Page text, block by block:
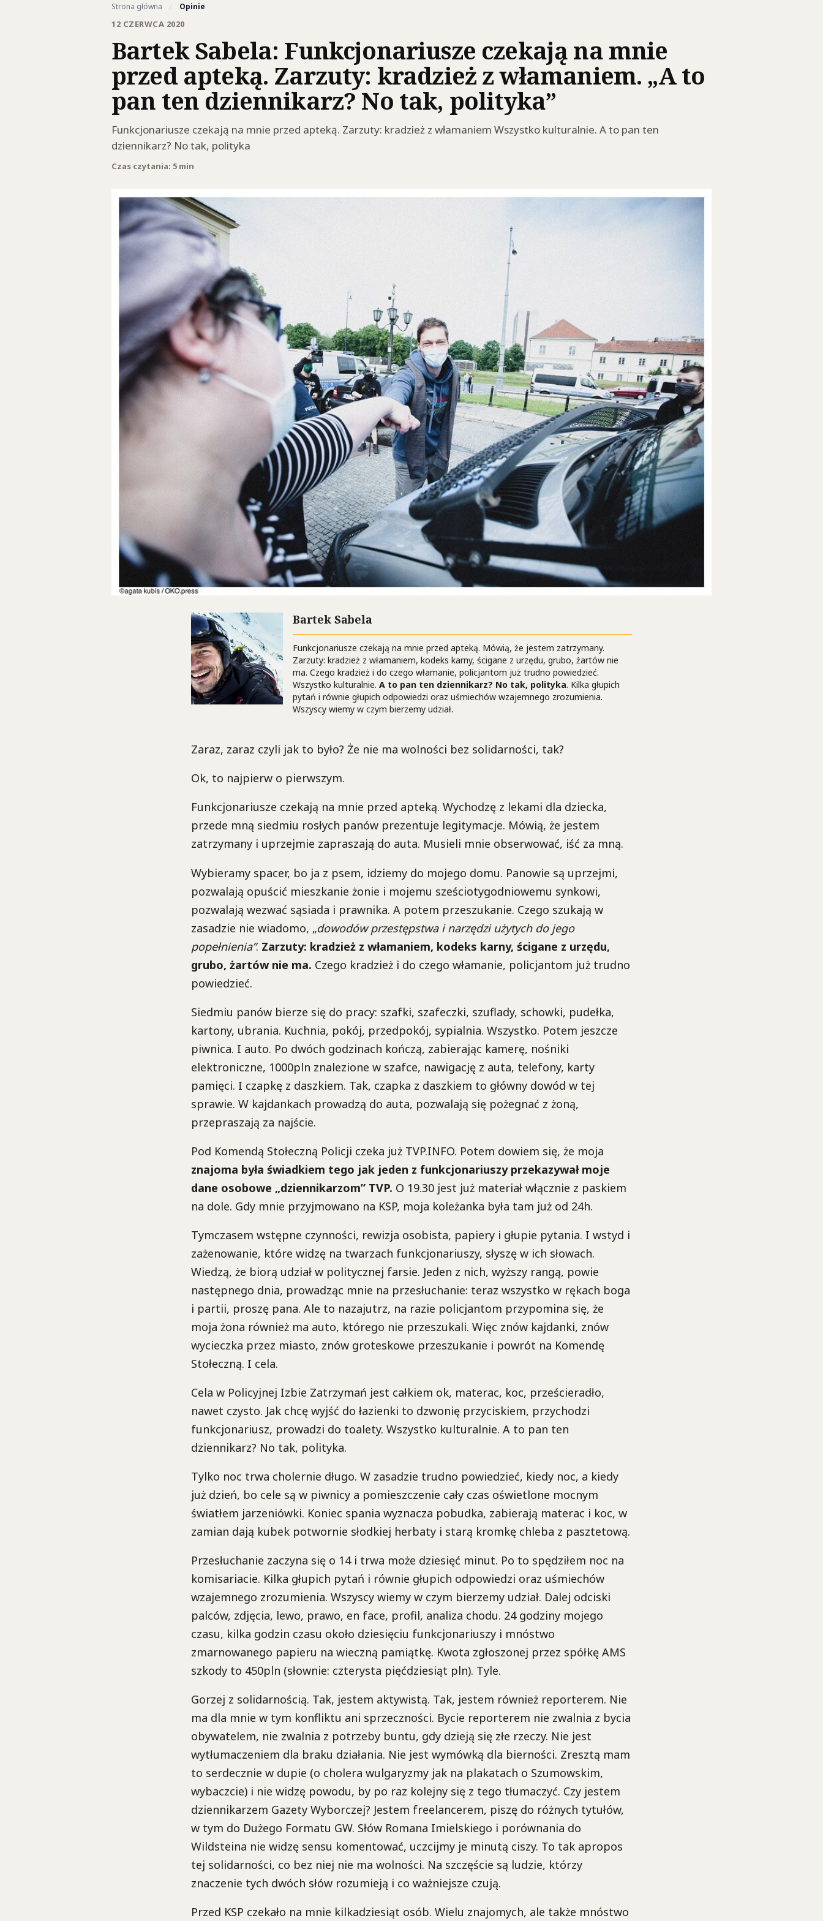
Strona główna / Opinie
12 CZERWCA 2020
Bartek Sabela: Funkcjonariusze czekają na mnie
przed apteką. Zarzuty: kradzież z włamaniem. „A to
pan ten dziennikarz? No tak, polityka”
Funkcjonariusze czekają na mnie przed apteką. Zarzuty: kradzież z włamaniem Wszystko kulturalnie. A to pan ten
dziennikarz? No tak, polityka
Czas czytania: 5 min
Bartek Sabela
Funkcjonariusze czekają na mnie przed apteką. Mówią, że jestem zatrzymany.
Zarzuty: kradzież z włamaniem, kodeks karny, ścigane z urzędu, grubo, żartów nie
ma. Czego kradzież i do czego włamanie, policjantom już trudno powiedzieć.
Wszystko kulturalnie. A to pan ten dziennikarz? No tak, polityka. Kilka głupich
pytań i równie głupich odpowiedzi oraz uśmiechów wzajemnego zrozumienia.
Wszyscy wiemy w czym bierzemy udział.
Zaraz, zaraz czyli jak to było? Że nie ma wolności bez solidarności, tak?
Ok, to najpierw o pierwszym.
Funkcjonariusze czekają na mnie przed apteką. Wychodzę z lekami dla dziecka,
przede mną siedmiu rosłych panów prezentuje legitymacje. Mówią, że jestem
zatrzymany i uprzejmie zapraszają do auta. Musieli mnie obserwować, iść za mną.
Wybieramy spacer, bo ja z psem, idziemy do mojego domu. Panowie są uprzejmi,
pozwalają opuścić mieszkanie żonie i mojemu sześciotygodniowemu synkowi,
pozwalają wezwać sąsiada i prawnika. A potem przeszukanie. Czego szukają w
zasadzie nie wiadomo, „dowodów przestępstwa i narzędzi użytych do jego
popełnienia”. Zarzuty: kradzież z włamaniem, kodeks karny, ścigane z urzędu,
grubo, żartów nie ma. Czego kradzież i do czego włamanie, policjantom już trudno
powiedzieć.
Siedmiu panów bierze się do pracy: szafki, szafeczki, szuflady, schowki, pudełka,
kartony, ubrania. Kuchnia, pokój, przedpokój, sypialnia. Wszystko. Potem jeszcze
piwnica. I auto. Po dwóch godzinach kończą, zabierając kamerę, nośniki
elektroniczne, 1000pln znalezione w szafce, nawigację z auta, telefony, karty
pamięci. I czapkę z daszkiem. Tak, czapka z daszkiem to główny dowód w tej
sprawie. W kajdankach prowadzą do auta, pozwalają się pożegnać z żoną,
przepraszają za najście.
Pod Komendą Stołeczną Policji czeka już TVP.INFO. Potem dowiem się, że moja
znajoma była świadkiem tego jak jeden z funkcjonariuszy przekazywał moje
dane osobowe „dziennikarzom” TVP. O 19.30 jest już materiał włącznie z paskiem
na dole. Gdy mnie przyjmowano na KSP, moja koleżanka była tam już od 24h.
Tymczasem wstępne czynności, rewizja osobista, papiery i głupie pytania. I wstyd i
zażenowanie, które widzę na twarzach funkcjonariuszy, słyszę w ich słowach.
Wiedzą, że biorą udział w politycznej farsie. Jeden z nich, wyższy rangą, powie
następnego dnia, prowadząc mnie na przesłuchanie: teraz wszystko w rękach boga
i partii, proszę pana. Ale to nazajutrz, na razie policjantom przypomina się, że
moja żona również ma auto, którego nie przeszukali. Więc znów kajdanki, znów
wycieczka przez miasto, znów groteskowe przeszukanie i powrót na Komendę
Stołeczną. I cela.
Cela w Policyjnej Izbie Zatrzymań jest całkiem ok, materac, koc, prześcieradło,
nawet czysto. Jak chcę wyjść do łazienki to dzwonię przyciskiem, przychodzi
funkcjonariusz, prowadzi do toalety. Wszystko kulturalnie. A to pan ten
dziennikarz? No tak, polityka.
Tylko noc trwa cholernie długo. W zasadzie trudno powiedzieć, kiedy noc, a kiedy
już dzień, bo cele są w piwnicy a pomieszczenie cały czas oświetlone mocnym
światłem jarzeniówki. Koniec spania wyznacza pobudka, zabierają materac i koc, w
zamian dają kubek potwornie słodkiej herbaty i starą kromkę chleba z pasztetową.
Przesłuchanie zaczyna się o 14 i trwa może dziesięć minut. Po to spędziłem noc na
komisariacie. Kilka głupich pytań i równie głupich odpowiedzi oraz uśmiechów
wzajemnego zrozumienia. Wszyscy wiemy w czym bierzemy udział. Dalej odciski
palców, zdjęcia, lewo, prawo, en face, profil, analiza chodu. 24 godziny mojego
czasu, kilka godzin czasu około dziesięciu funkcjonariuszy i mnóstwo
zmarnowanego papieru na wieczną pamiątkę. Kwota zgłoszonej przez spółkę AMS
szkody to 450pln (słownie: czterysta pięćdziesiąt pln). Tyle.
Gorzej z solidarnością. Tak, jestem aktywistą. Tak, jestem również reporterem. Nie
ma dla mnie w tym konfliktu ani sprzeczności. Bycie reporterem nie zwalnia z bycia
obywatelem, nie zwalnia z potrzeby buntu, gdy dzieją się złe rzeczy. Nie jest
wytłumaczeniem dla braku działania. Nie jest wymówką dla bierności. Zresztą mam
to serdecznie w dupie (o cholera wulgaryzmy jak na plakatach o Szumowskim,
wybaczcie) i nie widzę powodu, by po raz kolejny się z tego tłumaczyć. Czy jestem
dziennikarzem Gazety Wyborczej? Jestem freelancerem, piszę do różnych tytułów,
w tym do Dużego Formatu GW. Słów Romana Imielskiego i porównania do
Wildsteina nie widzę sensu komentować, uczcijmy je minutą ciszy. To tak apropos
tej solidarności, co bez niej nie ma wolności. Na szczęście są ludzie, którzy
znaczenie tych dwóch słów rozumieją i co ważniejsze czują.
Przed KSP czekało na mnie kilkadziesiąt osób. Wielu znajomych, ale także mnóstwo